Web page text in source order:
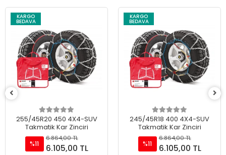
KARGO
BEDAVA
255/45R20 450 4X4-SUV
Takmatik Kar Zinciri
%11
6.864,00 TL
6.105,00 TL
KARGO
BEDAVA
245/45R18 400 4X4-SUV
Takmatik Kar Zinciri
%11
6.864,00 TL
6.105,00 TL